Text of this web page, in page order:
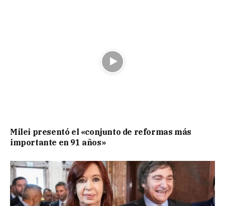
Milei presentó el «conjunto de reformas más
importante en 91 años»